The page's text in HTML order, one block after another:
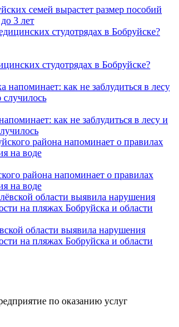
семей вырастет размер пособий
3 лет
студотрядах в Бобруйске?
как не заблудиться в лесу и
района напоминает о правилах
на воде
области выявила нарушения
на пляжах Бобруйска и области
по оказанию услуг